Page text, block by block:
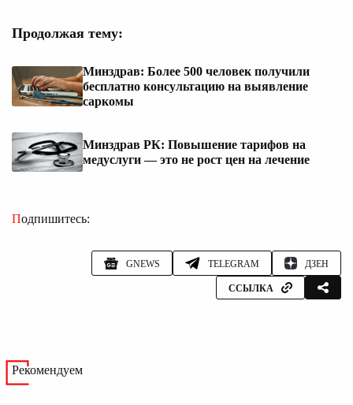
Продолжая тему:
Минздрав: Более 500 человек получили
бесплатно консультацию на выявление
саркомы
Минздрав РК: Повышение тарифов на
медуслуги — это не рост цен на лечение
Подпишитесь:
GNEWS TELEGRAM ДЗЕН
ССЫЛКА
Рекомендуем